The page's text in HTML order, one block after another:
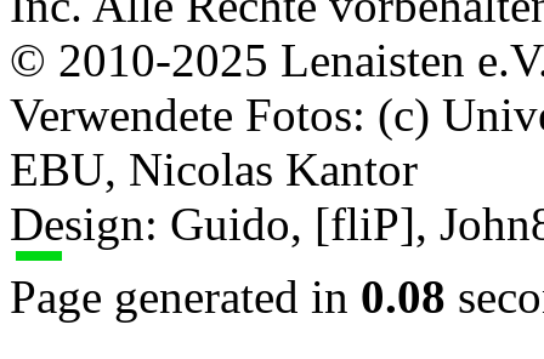
© 2010-2025 Lenaisten
Verwendete Fotos: (c)
EBU, Nicolas Kantor
Design: Guido, [fliP],
Page generated in 0.08